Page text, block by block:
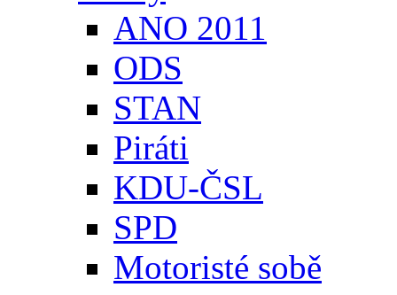
ANO 2011
ODS
STAN
Piráti
KDU-ČSL
SPD
Motoristé sobě